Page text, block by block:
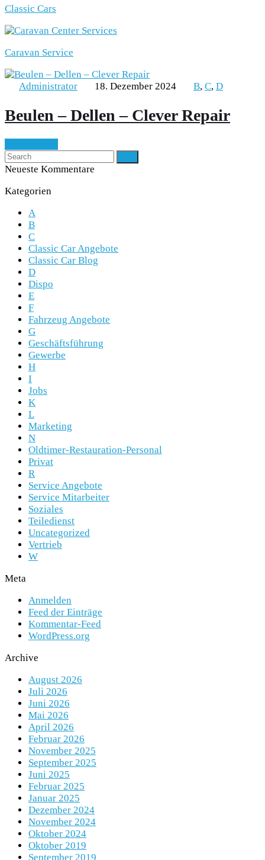
Classic Cars
Caravan Service
Administrator 18. Dezember 2024 B, C, D
Beulen – Dellen – Clever Repair
Neueste Kommentare
Kategorien
A
B
C
Classic Car Angebote
Classic Car Blog
D
Dispo
E
F
Fahrzeug Angebote
G
Geschäftsführung
Gewerbe
H
I
Jobs
K
L
Marketing
N
Oldtimer-Restauration-Personal
Privat
R
Service Angebote
Service Mitarbeiter
Soziales
Teiledienst
Uncategorized
Vertrieb
W
Meta
Anmelden
Feed der Einträge
Kommentar-Feed
WordPress.org
Archive
August 2026
Juli 2026
Juni 2026
Mai 2026
April 2026
Februar 2026
November 2025
September 2025
Juni 2025
Februar 2025
Januar 2025
Dezember 2024
November 2024
Oktober 2024
Oktober 2019
September 2019